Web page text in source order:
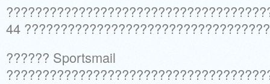
44
?????? Sportsmail